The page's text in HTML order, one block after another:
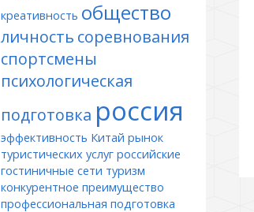
креативность общество
личность соревнования
спортсмены
психологическая
подготовка россия
эффективность Китай рынок
туристических услуг российские
гостиничные сети туризм
конкурентное преимущество
профессиональная подготовка